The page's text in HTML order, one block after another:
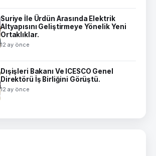
Suriye İle Ürdün Arasında Elektrik
Altyapısını Geliştirmeye Yönelik Yeni
Ortaklıklar.
12 ay önce
Dışişleri Bakanı Ve ICESCO Genel
Direktörü İş Birliğini Görüştü.
12 ay önce